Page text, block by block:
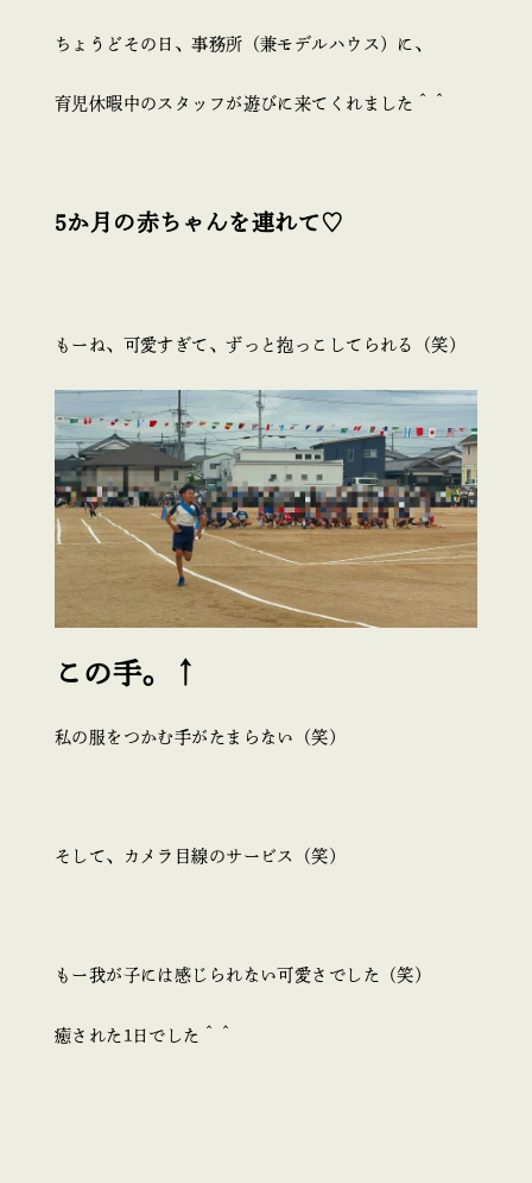
ちょうどその日、事務所（兼モデルハウス）に、
育児休暇中のスタッフが遊びに来てくれました＾＾
5か月の赤ちゃんを連れて♡
もーね、可愛すぎて、ずっと抱っこしてられる（笑）
この手。↑
私の服をつかむ手がたまらない（笑）
そして、カメラ目線のサービス（笑）
もー我が子には感じられない可愛さでした（笑）
癒された1日でした＾＾